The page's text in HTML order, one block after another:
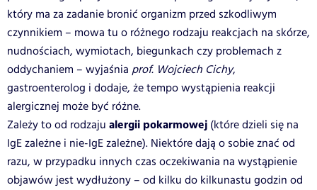
który ma za zadanie bronić organizm przed szkodliwym
czynnikiem – mowa tu o różnego rodzaju reakcjach na skórze,
nudnościach, wymiotach, biegunkach czy problemach z
oddychaniem – wyjaśnia prof. Wojciech Cichy,
gastroenterolog i dodaje, że tempo wystąpienia reakcji
alergicznej może być różne.
Zależy to od rodzaju alergii pokarmowej (które dzieli się na
IgE zależne i nie-IgE zależne). Niektóre dają o sobie znać od
razu, w przypadku innych czas oczekiwania na wystąpienie
objawów jest wydłużony – od kilku do kilkunastu godzin od